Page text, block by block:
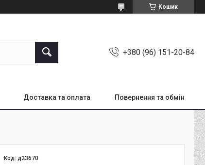
Кошик
+380 (96) 151-20-84
Доставка та оплата Повернення та обмін
Код:д23670